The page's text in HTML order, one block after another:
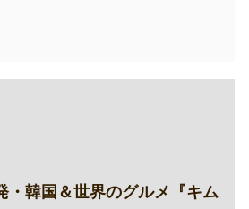
・韓国＆世界のグルメ『キム